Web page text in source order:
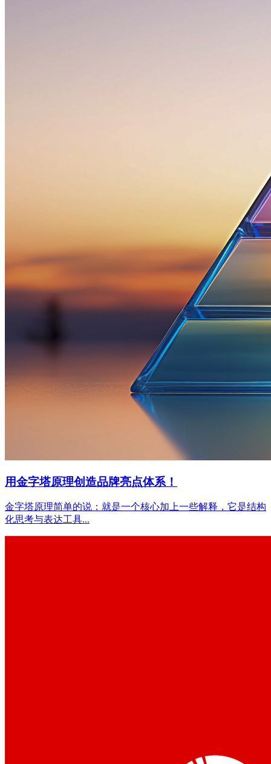
用金字塔原理创造品牌亮点体系！
金字塔原理简单的说：就是一个核心加上一些解释，它是结构
化思考与表达工具...